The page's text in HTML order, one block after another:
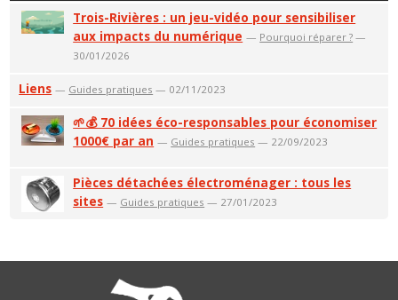
Trois-Rivières : un jeu-vidéo pour sensibiliser
aux impacts du numérique — Pourquoi réparer ? —
30/01/2026
Liens — Guides pratiques — 02/11/2023
🌱💰 70 idées éco-responsables pour économiser
1000€ par an — Guides pratiques — 22/09/2023
Pièces détachées électroménager : tous les
sites — Guides pratiques — 27/01/2023